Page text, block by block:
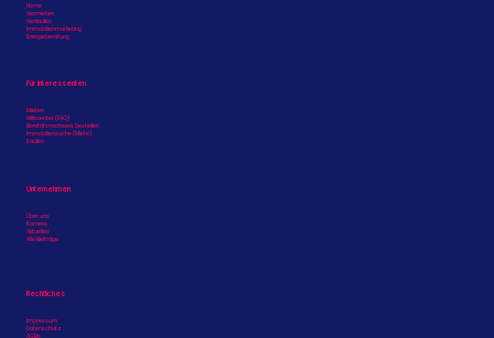
Bestandsvermietung
Home
Vermieten
Verkaufen
Immobilienmarketing
Energieberatung
Für Interessenten
Mieten
Hilfecenter (FAQ)
Bonitätsnachweis bestellen
Immobiliensuche (Miete)
Kaufen
Unternehmen
Über uns
Karriere
Aktuelles
Alle Beiträge
Rechtliches
Impressum
Datenschutz